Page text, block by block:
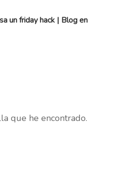
un friday hack | Blog en
que he encontrado.